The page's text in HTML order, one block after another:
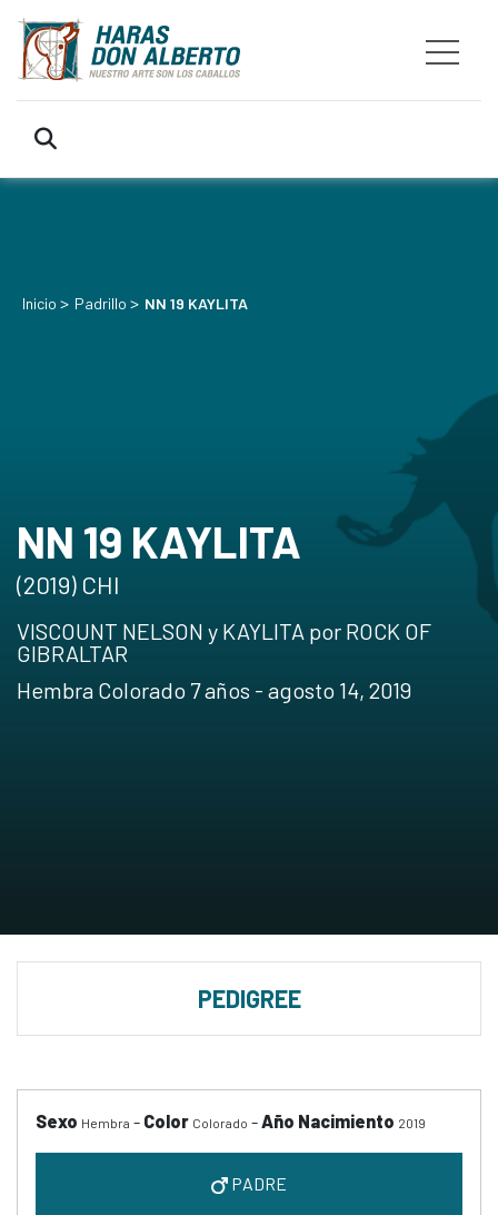
Inicio > Padrillo > NN 19 KAYLITA
NN 19 KAYLITA
(2019) CHI
VISCOUNT NELSON y KAYLITA por ROCK OF
GIBRALTAR
Hembra Colorado 7 años - agosto 14, 2019
PEDIGREE
Sexo Hembra - Color Colorado -Año Nacimiento 2019
PADRE